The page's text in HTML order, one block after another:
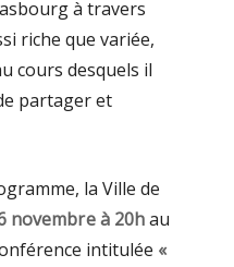
à travers
riche que variée,
cours desquels il
partager et
la Ville de
novembre à 20hau
intitulée «